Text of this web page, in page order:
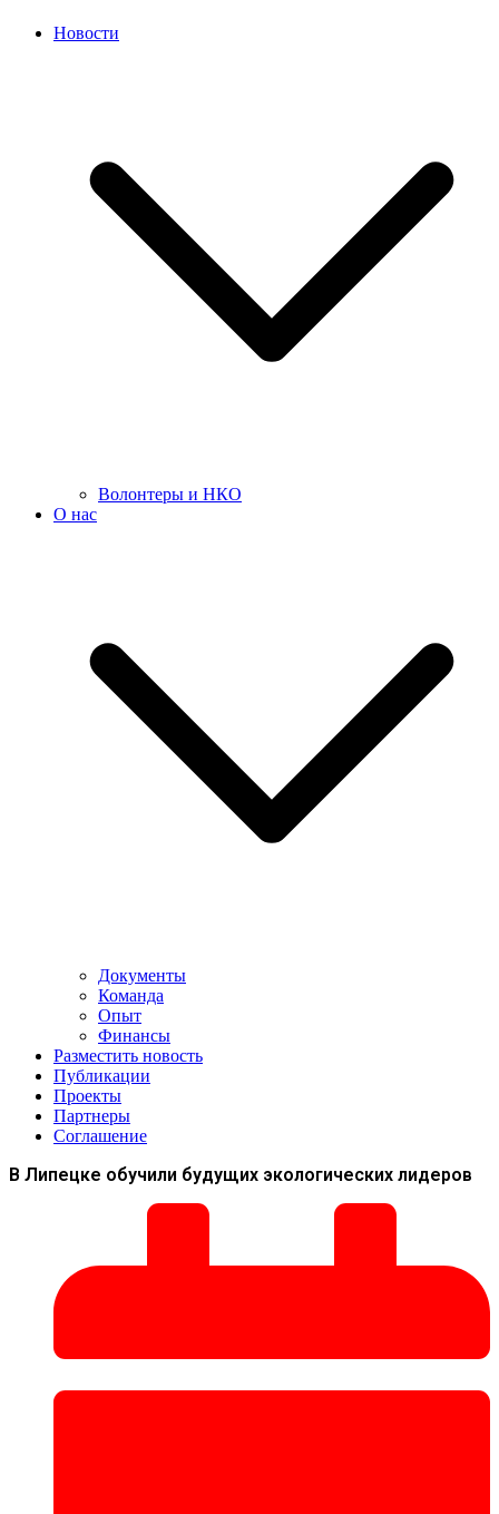
Новости
Волонтеры и НКО
О нас
Документы
Команда
Опыт
Финансы
Разместить новость
Публикации
Проекты
Партнеры
Соглашение
В Липецке обучили будущих экологических лидеров